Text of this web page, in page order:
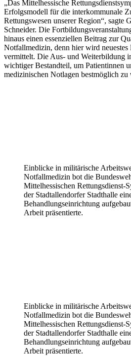
„Das Mittelhessische
Erfolgsmodell für die interkommunale
Rettungswesen unserer Region“, sagte
Schneider. Die
hinaus einen essenziellen Beitrag zur
Notfallmedizin, denn hier wird neuestes
vermittelt. Die Aus- und Weiterbildung
wichtiger Bestandteil, um Patientinnen
medizinischen Notlagen bestmöglich zu
Einblicke in militärische
Notfallmedizin bot die
Mittelhessischen Rettungsdienst-
der Stadtallendorfer Stadthalle
Behandlungseinrichtung
Arbeit präsentierte.
Einblicke in militärische
Notfallmedizin bot die
Mittelhessischen Rettungsdienst-
der Stadtallendorfer Stadthalle
Behandlungseinrichtung
Arbeit präsentierte.